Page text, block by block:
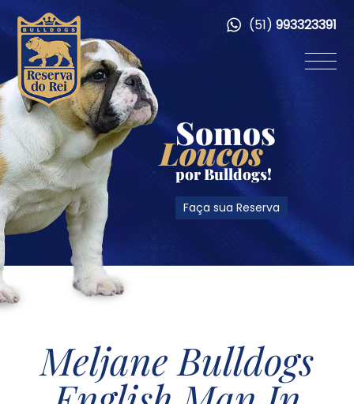
Somos
Loucos
por Bulldogs!
Faça sua Reserva
(51) 993323391
Meljane Bulldogs